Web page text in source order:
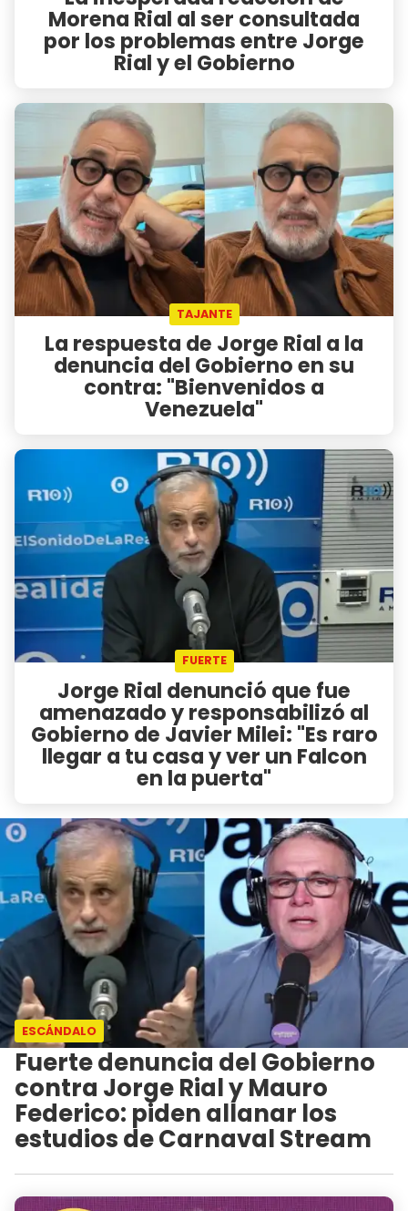
Morena Rial al ser consultada
por los problemas entre Jorge
Rial y el Gobierno
TAJANTE
La respuesta de Jorge Rial a la
denuncia del Gobierno en su
contra: "Bienvenidos a
Venezuela"
FUERTE
Jorge Rial denunció que fue
amenazado y responsabilizó al
Gobierno de Javier Milei: "Es raro
llegar a tu casa y ver un Falcon
en la puerta"
ESCÁNDALO
Fuerte denuncia del Gobierno
contra Jorge Rial y Mauro
Federico: piden allanar los
estudios de Carnaval Stream